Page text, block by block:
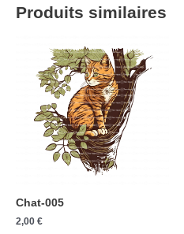
Produits similaires
Chat-005
2,00 €